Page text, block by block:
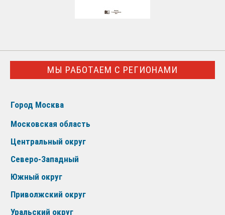
МЫ РАБОТАЕМ С РЕГИОНАМИ
Город Москва
Московская область
Центральный округ
Северо-Западный
Южный округ
Приволжский округ
Уральский округ